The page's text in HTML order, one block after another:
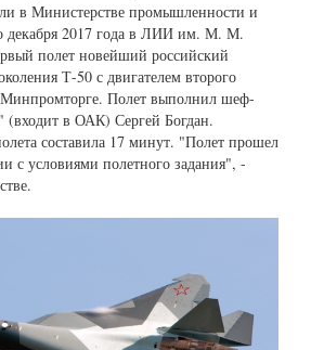
в Министерстве промышленности и
декабря 2017 года в ЛИИ им. М. М.
полет новейший российский
Т-50 с двигателем второго
Полет выполнил шеф-
в ОАК) Сергей Богдан.
составила 17 минут. "Полет прошел
с условиями полетного задания", -